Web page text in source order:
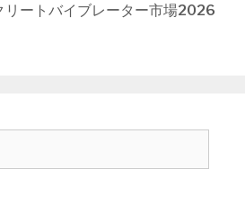
リートバイブレーター市場2026